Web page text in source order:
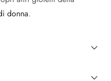
donna.